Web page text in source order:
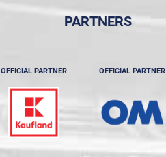
PARTNERS
OFFICIAL PARTNER OFFICIAL PARTNER